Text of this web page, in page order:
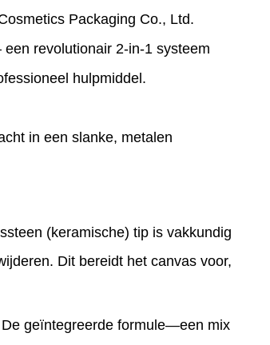
Packaging Co., Ltd.
een revolutionair 2-in-1 systeem
hulpmiddel.
in een slanke, metalen
(keramische) tip is vakkundig
Dit bereidt het canvas voor,
geïntegreerde formule—een mix